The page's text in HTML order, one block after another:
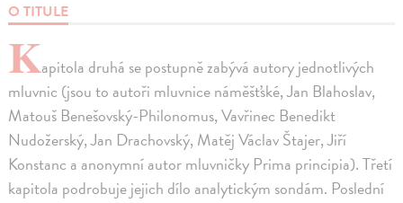
O TITULE
Kapitola druhá se postupně zabývá autory jednotlivých
mluvnic (jsou to autoři mluvnice náměšťské, Jan Blahoslav,
Matouš Benešovský-Philonomus, Vavřinec Benedikt
Nudožerský, Jan Drachovský, Matěj Václav Štajer, Jiří
Konstanc a anonymní autor mluvničky Prima principia). Třetí
kapitola podrobuje jejich dílo analytickým sondám. Poslední